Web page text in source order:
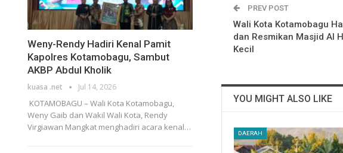
PREV POST
Wali Kota Kotamobagu
dan Resmikan Masjid Al
Kecil
YOU MIGHT ALSO LIKE
DAERAH
Weny-Rendy Hadiri Kenal Pamit
Kapolres Kotamobagu, Sambut
AKBP Abdul Kholik
kuasa .net Jul 14, 2026
KOTAMOBAGU – Wali Kota Kotamobagu,
Weny Gaib dan Wakil Wali Kota, Rendy
Virgiawan Mangkat menghadiri acara kenal…